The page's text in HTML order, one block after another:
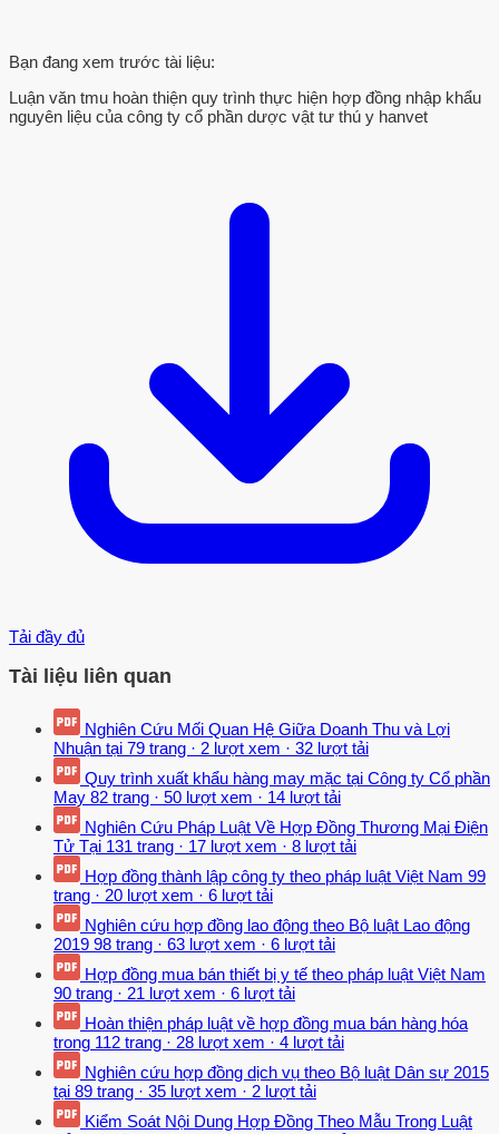
Bạn đang xem trước tài liệu:
Luận văn tmu hoàn thiện quy trình thực hiện hợp đồng nhập khẩu
nguyên liệu của công ty cổ phần dược vật tư thú y hanvet
Tải đầy đủ
Tài liệu liên quan
Nghiên Cứu Mối Quan Hệ Giữa Doanh Thu và Lợi
Nhuận tại 79 trang · 2 lượt xem · 32 lượt tải
Quy trình xuất khẩu hàng may mặc tại Công ty Cổ phần
May 82 trang · 50 lượt xem · 14 lượt tải
Nghiên Cứu Pháp Luật Về Hợp Đồng Thương Mại Điện
Tử Tại 131 trang · 17 lượt xem · 8 lượt tải
Hợp đồng thành lập công ty theo pháp luật Việt Nam 99
trang · 20 lượt xem · 6 lượt tải
Nghiên cứu hợp đồng lao động theo Bộ luật Lao động
2019 98 trang · 63 lượt xem · 6 lượt tải
Hợp đồng mua bán thiết bị y tế theo pháp luật Việt Nam
90 trang · 21 lượt xem · 6 lượt tải
Hoàn thiện pháp luật về hợp đồng mua bán hàng hóa
trong 112 trang · 28 lượt xem · 4 lượt tải
Nghiên cứu hợp đồng dịch vụ theo Bộ luật Dân sự 2015
tại 89 trang · 35 lượt xem · 2 lượt tải
Kiểm Soát Nội Dung Hợp Đồng Theo Mẫu Trong Luật